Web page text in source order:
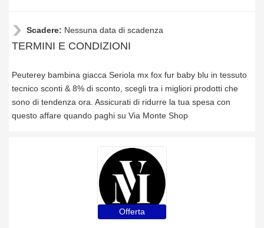
Scadere: Nessuna data di scadenza
TERMINI E CONDIZIONI
Peuterey bambina giacca Seriola mx fox fur baby blu in tessuto
tecnico sconti & 8% di sconto, scegli tra i migliori prodotti che
sono di tendenza ora. Assicurati di ridurre la tua spesa con
questo affare quando paghi su Via Monte Shop
Offerta